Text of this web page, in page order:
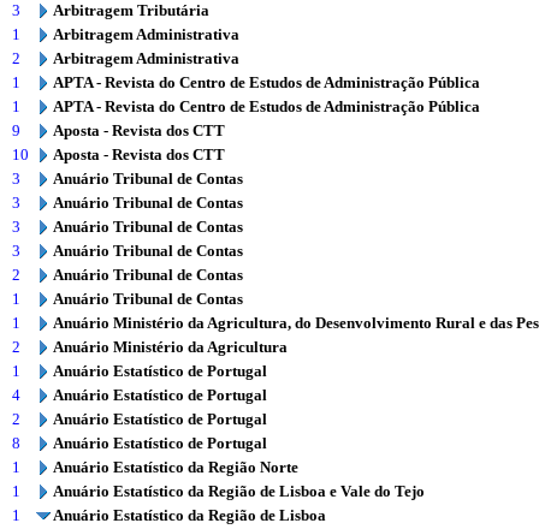
3
Arbitragem Tributária
1
Arbitragem Administrativa
2
Arbitragem Administrativa
1
APTA - Revista do Centro de Estudos de Administração Pública
1
APTA - Revista do Centro de Estudos de Administração Pública
9
Aposta - Revista dos CTT
10
Aposta - Revista dos CTT
3
Anuário Tribunal de Contas
3
Anuário Tribunal de Contas
3
Anuário Tribunal de Contas
3
Anuário Tribunal de Contas
2
Anuário Tribunal de Contas
1
Anuário Tribunal de Contas
1
Anuário Ministério da Agricultura, do Desenvolvimento Rural e das
2
Anuário Ministério da Agricultura
1
Anuário Estatístico de Portugal
4
Anuário Estatístico de Portugal
2
Anuário Estatístico de Portugal
8
Anuário Estatístico de Portugal
1
Anuário Estatístico da Região Norte
1
Anuário Estatístico da Região de Lisboa e Vale do Tejo
1
Anuário Estatístico da Região de Lisboa